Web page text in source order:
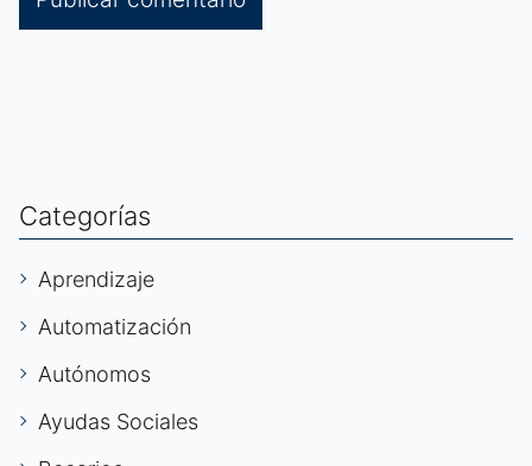
Categorías
Aprendizaje
Automatización
Autónomos
Ayudas Sociales